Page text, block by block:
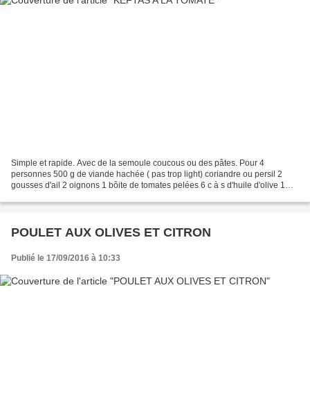
Simple et rapide. Avec de la semoule coucous ou des pâtes. Pour 4
personnes 500 g de viande hachée ( pas trop light) coriandre ou persil 2
gousses d'ail 2 oignons 1 bôite de tomates pelées 6 c à s d'huile d'olive 1
POULET AUX OLIVES ET CITRON
Publié le 17/09/2016 à 10:33